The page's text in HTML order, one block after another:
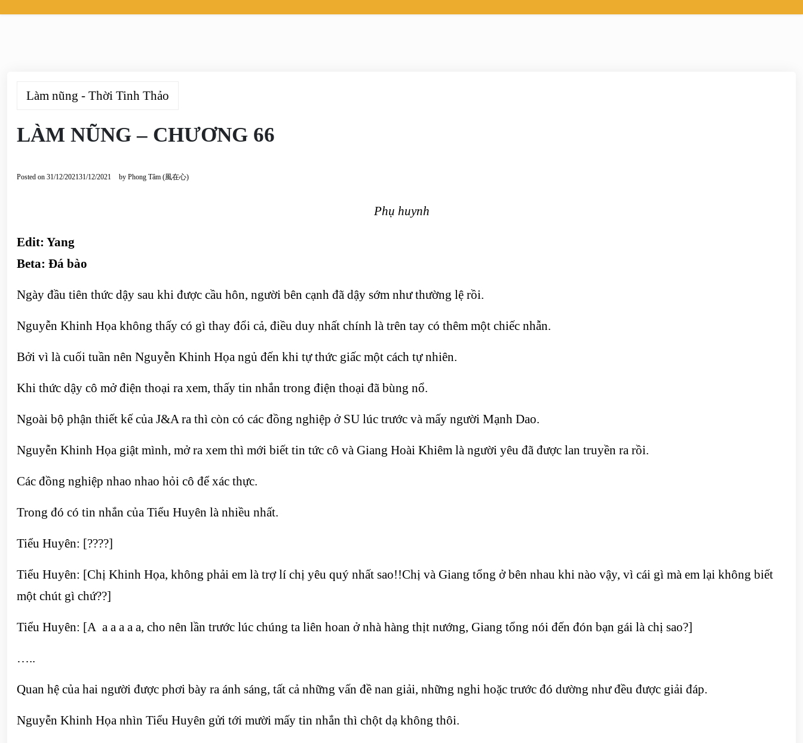
Làm nũng - Thời Tinh Thảo
LÀM NŨNG – CHƯƠNG 66
Posted on 31/12/202131/12/2021 by Phong Tâm (風在心)
Phụ huynh
Edit: Yang
Beta: Đá bào
Ngày đầu tiên thức dậy sau khi được cầu hôn, người bên cạnh đã dậy sớm như thường lệ rồi.
Nguyễn Khinh Họa không thấy có gì thay đổi cả, điều duy nhất chính là trên tay có thêm một chiếc nhẫn.
Bởi vì là cuối tuần nên Nguyễn Khinh Họa ngủ đến khi tự thức giấc một cách tự nhiên.
Khi thức dậy cô mở điện thoại ra xem, thấy tin nhắn trong điện thoại đã bùng nổ.
Ngoài bộ phận thiết kế của J&A ra thì còn có các đồng nghiệp ở SU lúc trước và mấy người Mạnh Dao.
Nguyễn Khinh Họa giật mình, mở ra xem thì mới biết tin tức cô và Giang Hoài Khiêm là người yêu đã được lan truyền ra rồi.
Các đồng nghiệp nhao nhao hỏi cô để xác thực.
Trong đó có tin nhắn của Tiểu Huyên là nhiều nhất.
Tiểu Huyên: [????]
Tiểu Huyên: [Chị Khinh Họa, không phải em là trợ lí chị yêu quý nhất sao!!Chị và Giang tổng ở bên nhau khi nào vậy, vì cái gì mà em lại không biết
một chút gì chứ??]
Tiểu Huyên: [A a a a a a, cho nên lần trước lúc chúng ta liên hoan ở nhà hàng thịt nướng, Giang tổng nói đến đón bạn gái là chị sao?]
…..
Quan hệ của hai người được phơi bày ra ánh sáng, tất cả những vấn đề nan giải, những nghi hoặc trước đó dường như đều được giải đáp.
Nguyễn Khinh Họa nhìn Tiểu Huyên gửi tới mười mấy tin nhắn thì chột dạ không thôi.